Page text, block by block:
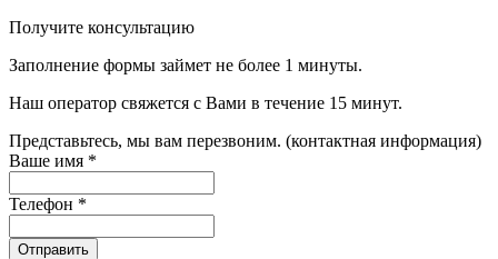
Получите консультацию
Заполнение формы займет не более 1 минуты.
Наш оператор свяжется с Вами в течение 15 минут.
Представьтесь, мы вам перезвоним. (контактная информация)
Ваше имя *
Телефон *